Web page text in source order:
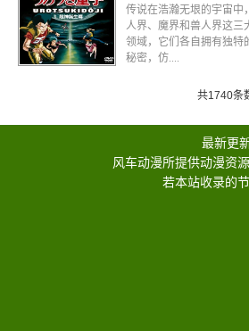
传说在浩瀚无垠的宇宙中
人界、魔界和兽人界这三
领域，它们各自拥有独特
秘密，仿....
共1740条
最新更
风车动漫所提供动漫资
若本站收录的